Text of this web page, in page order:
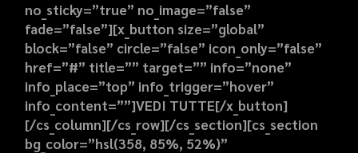
no_sticky=”true” no_image=”false”
fade=”false”][x_button size=”global”
block=”false” circle=”false” icon_only=”false”
href=”#” title=”” target=”” info=”none”
info_place=”top” info_trigger=”hover”
info_content=””]VEDI TUTTE[/x_button]
[/cs_column][/cs_row][/cs_section][cs_section
bg_color=”hsl(358, 85%, 52%)”